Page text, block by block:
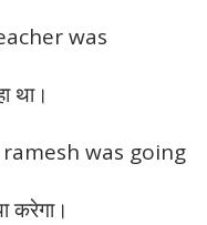
was
था।
was going
करेगा।